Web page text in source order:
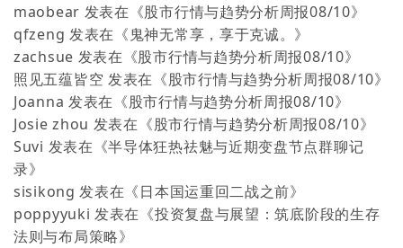
maobear 发表在《股市行情与趋势分析周报08/10》
qfzeng 发表在《鬼神无常享，享于克诚。 》
zachsue 发表在《股市行情与趋势分析周报08/10》
照见五蕴皆空 发表在《股市行情与趋势分析周报08/10》
Joanna 发表在《股市行情与趋势分析周报08/10》
Josie zhou 发表在《股市行情与趋势分析周报08/10》
Suvi 发表在《半导体狂热祛魅与近期变盘节点群聊记
录》
sisikong 发表在《日本国运重回二战之前》
poppyyuki 发表在《投资复盘与展望：筑底阶段的生存
法则与布局策略》